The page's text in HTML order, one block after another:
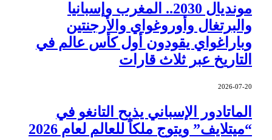
مونديال 2030.. المغرب وإسبانيا
والبرتغال وأوروغواي والأرجنتين
وباراغواي يقودون أول كأس عالم في
التاريخ عبر ثلاث قارات
2026-07-20
الماتادور الإسباني يذبح التانغو في
“ميتلايف” ويتوج ملكاً للعالم لعام 2026